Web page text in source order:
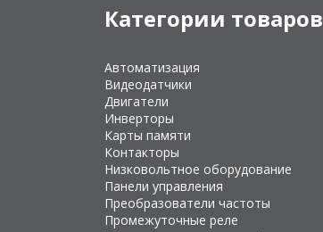
Категории товаров
Автоматизация
Видеодатчики
Двигатели
Инверторы
Карты памяти
Контакторы
Низковольтное оборудование
Панели управления
Преобразователи частоты
Промежуточные реле